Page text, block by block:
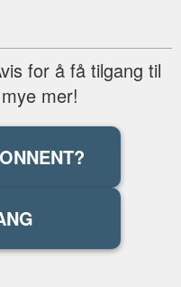
for å få tilgang til
mer!